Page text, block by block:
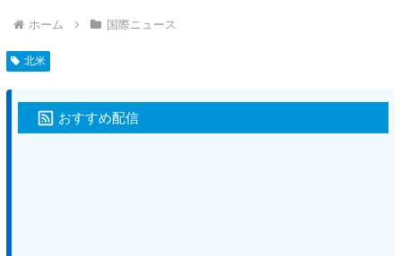
ホーム 国際ニュース
北米
おすすめ配信